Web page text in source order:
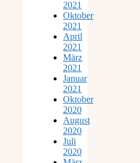
2021
Oktober
2021
April
2021
März
2021
Januar
2021
Oktober
2020
August
2020
Juli
2020